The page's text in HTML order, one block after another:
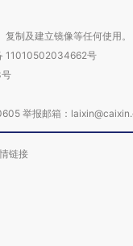
制及建立镜像等任何使用。
11010502034662号
举报邮箱：
链接